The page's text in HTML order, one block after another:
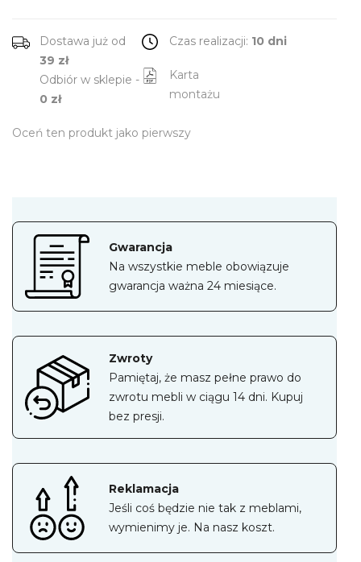
Dostawa już od
39 zł
Odbiór w sklepie -
0 zł
Czas realizacji: 10 dni
Karta
montażu
Oceń ten produkt jako pierwszy
Gwarancja
Na wszystkie meble obowiązuje
gwarancja ważna 24 miesiące.
Zwroty
Pamiętaj, że masz pełne prawo do
zwrotu mebli w ciągu 14 dni. Kupuj
bez presji.
Reklamacja
Jeśli coś będzie nie tak z meblami,
wymienimy je. Na nasz koszt.